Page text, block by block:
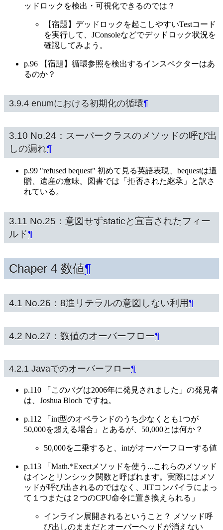
ッドロックを検出・可視化できるのでは？
【宿題】デッドロックを起こしやすいTestコード
を実行して、JConsoleなどでデッドロック状況を
確認してみよう。
p.96 【宿題】循環参照を検出するインスペクターはあ
るのか？
3.9.4 enumにおける初期化の循環¶
3.10 No.24：スーパークラスのメソッドの呼び出
しの漏れ¶
p.99 "refused bequest" 初めて見る英語表現、bequestは遺
贈、遺産の意味。図書では「拒否された継承」と訳さ
れている。
3.11 No.25：意図せずstaticと宣言されたフィー
ルド¶
Chaper 4 数値¶
4.1 No.26：8進リテラルの意図しない利用¶
4.2 No.27：数値のオーバーフロー¶
4.2.1 Javaでのオーバーフロー¶
p.110 「このバグは2006年に発見されました」の発見者
は、Joshua Bloch ですね。
p.112 「int型のオペランドのうち少なくとも1つが
50,000を超える場合」とあるが、50,000とは何か？
50,000を二乗すると、intがオーバーフローする値
p.113 「Math.*Exectメソッドを使う...これらのメソッド
はインとリンシック関数と呼ばれます。実際にはメソ
ッドが呼び出されるのではなく、JITコンパイラによっ
て１つまたは２つのCPU命令に置き換えられる」
インライン展開されるということ？ メソッド呼
び出しのままだとオーバーヘッドが消えない